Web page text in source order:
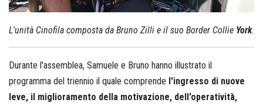
L'unità Cinofila composta da Bruno Zilli e il suo Border Collie York.
Durante l'assemblea, Samuele e Bruno hanno illustrato il
programma del triennio il quale comprende l'ingresso di nuove
leve, il miglioramento della motivazione, dell'operatività,